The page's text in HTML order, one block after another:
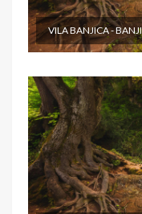
VILA BANJICA -